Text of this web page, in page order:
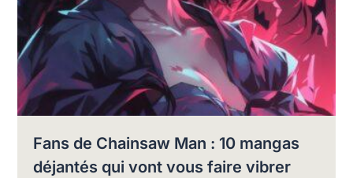
Fans de Chainsaw Man : 10 mangas
déjantés qui vont vous faire vibrer